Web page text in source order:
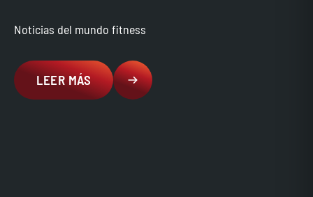
Noticias del mundo fitness
LEER MÁS